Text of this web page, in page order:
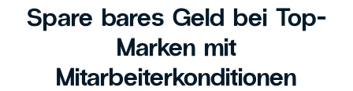
Spare bares Geld bei Top-
Marken mit
Mitarbeiterkonditionen